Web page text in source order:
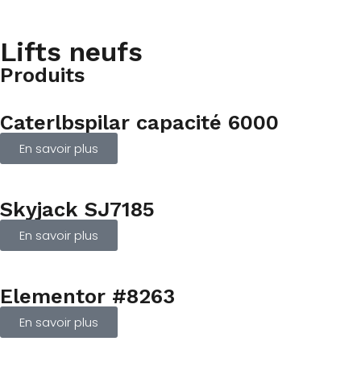
Lifts neufs
Produits
Caterlbspilar capacité 6000
En savoir plus
Skyjack SJ7185
En savoir plus
Elementor #8263
En savoir plus